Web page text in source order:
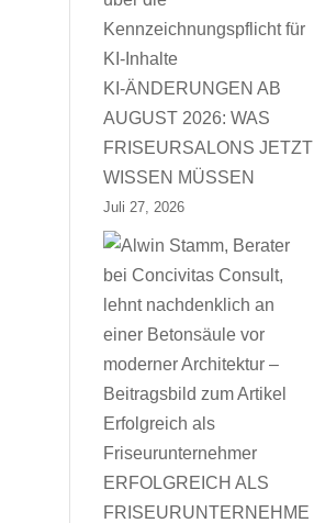
KI-ÄNDERUNGEN AB
AUGUST 2026: WAS
FRISEURSALONS JETZT
WISSEN MÜSSEN
Juli 27, 2026
ERFOLGREICH ALS
FRISEURUNTERNEHME